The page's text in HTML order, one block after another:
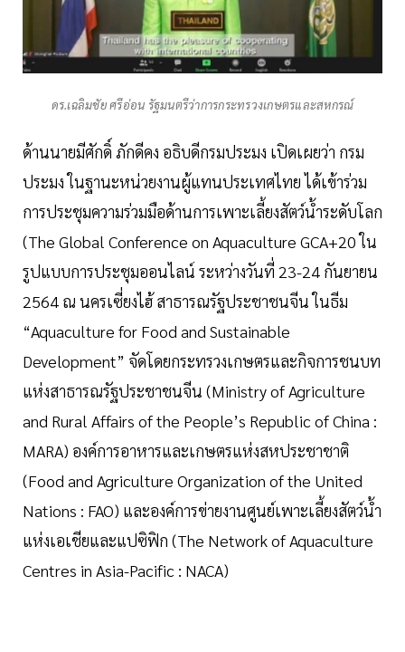
ดร.เฉลิมชัย ศรีอ่อน รัฐมนตรีว่าการกระทรวงเกษตรและสหกรณ์
ด้านนายมีศักดิ์ ภักดีคง อธิบดีกรมประมง เปิดเผยว่า กรม
ประมง ในฐานะหน่วยงานผู้แทนประเทศไทย ได้เข้าร่วม
การประชุมความร่วมมือด้านการเพาะเลี้ยงสัตว์น้ำระดับโลก
(The Global Conference on Aquaculture GCA+20 ใน
รูปแบบการประชุมออนไลน์ ระหว่างวันที่ 23-24 กันยายน
2564 ณ นครเซี่ยงไฮ้ สาธารณรัฐประชาชนจีน ในธีม
“Aquaculture for Food and Sustainable
Development” จัดโดยกระทรวงเกษตรและกิจการชนบท
แห่งสาธารณรัฐประชาชนจีน (Ministry of Agriculture
and Rural Affairs of the People’s Republic of China :
MARA) องค์การอาหารและเกษตรแห่งสหประชาชาติ
(Food and Agriculture Organization of the United
Nations : FAO) และองค์การข่ายงานศูนย์เพาะเลี้ยงสัตว์น้ำ
แห่งเอเชียและแปซิฟิก (The Network of Aquaculture
Centres in Asia-Pacific : NACA)